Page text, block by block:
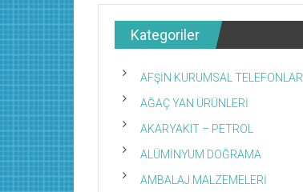
Kategoriler
AFŞİN KURUMSAL TELEFONLAR
AĞAÇ YAN ÜRÜNLERİ
AKARYAKIT – PETROL
ALÜMİNYUM DOĞRAMA
AMBALAJ MALZEMELERİ